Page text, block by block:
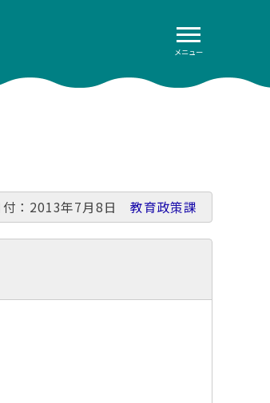
メニュー
付：2013年7月8日教育政策課